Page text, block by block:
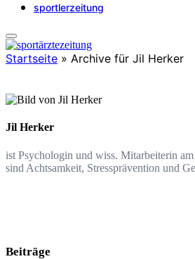
sportlerzeitung
Startseite » Archive für Jil Herker
Jil Herker
ist Psychologin und wiss. Mitarbeiterin
sind Achtsamkeit, Stressprävention und
Beiträge